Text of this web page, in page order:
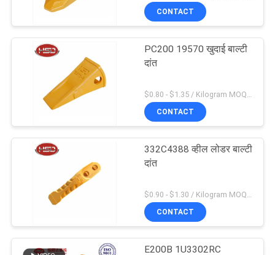
CONTACT
PC200 19570 खुदाई बाल्टी
दांत
CONTACT
332C4388 व्हील लोडर बाल्टी
दांत
CONTACT
E200B 1U3302RC